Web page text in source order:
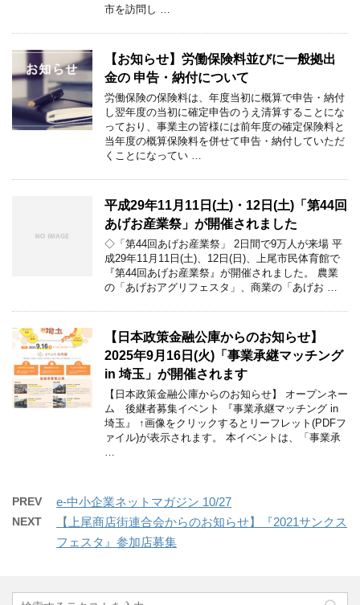
市を訪問し …
【お知らせ】労働保険料並びに一般拠出
金の 申告・納付について
労働保険の保険料は、年度当初に概算で申告・納付
し翌年度の当初に確定申告のうえ清算することにな
っており、事業主の皆様には前年度の確定保険料と
当年度の概算保険料を併せて申告・納付していただ
くことになってい …
平成29年11月11日(土)・12日(土)「第44回
あげお産業祭」が開催されました
◇「第44回あげお産業祭」 2日間で9万人が来場 平
成29年11月11日(土)、12日(日)、上尾市民体育館で
『第44回あげお産業祭』が開催されました。 農業
の「あげおアグリフェスタ」、商業の「あげお …
【日本政策金融公庫からのお知らせ】
2025年9月16日(火)「事業承継マッチング
in 埼玉」が開催されます
【日本政策金融公庫からのお知らせ】 オープンネー
ム 後継者募集イベント 『事業承継マッチング in
埼玉』 ↑画像をクリックするとリーフレット(PDFフ
ァイル)が表示されます。 本イベントは、「事業承
…
PREV e-中小企業ネットマガジン 10/27
NEXT
【上尾商店街連合会からのお知らせ】『2021サンクス
フェスタ』参加店募集